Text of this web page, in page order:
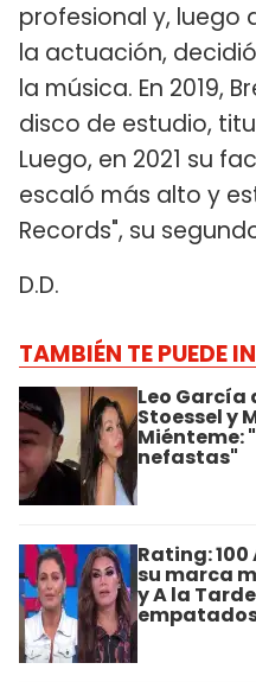
profesional y, luego
la actuación,
la música. En 2019,
disco de estudio,
Luego, en 2021 su
escaló más alto y
Records", su
D.D.
TAMBIÉN TE PUEDE
Leo
Stoessel y
Miénteme:
nefastas"
Rating:
su marca
y A la